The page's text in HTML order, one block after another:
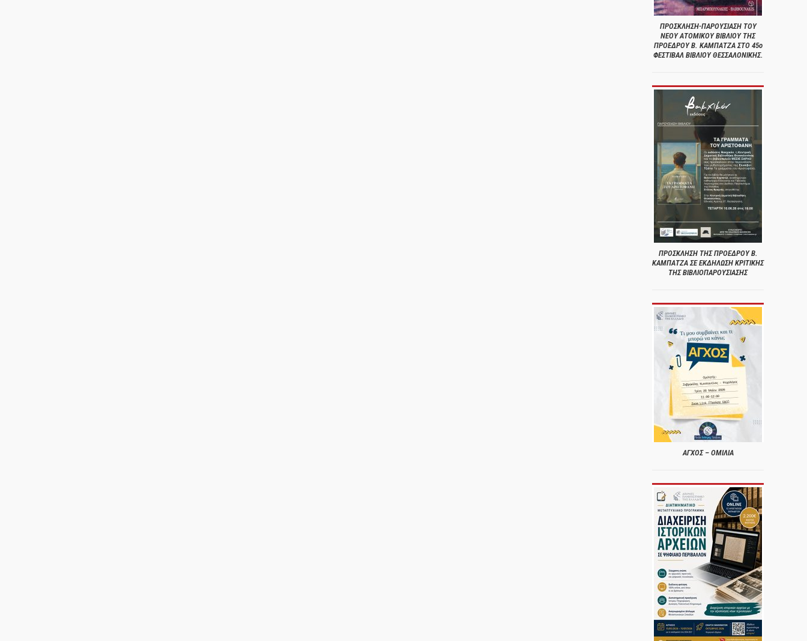
ΠΡΟΣΚΛΗΣΗ-ΠΑΡΟΥΣΙΑΣΗ ΤΟΥ
ΝΕΟΥ ΑΤΟΜΙΚΟΥ ΒΙΒΛΙΟΥ ΤΗΣ
ΠΡΟΕΔΡΟΥ Β. ΚΑΜΠΑΤΖΑ ΣΤΟ 45ο
ΦΕΣΤΙΒΑΛ ΒΙΒΛΙΟΥ ΘΕΣΣΑΛΟΝΙΚΗΣ.
ΠΡΟΣΚΛΗΣΗ ΤΗΣ ΠΡΟΕΔΡΟΥ Β.
ΚΑΜΠΑΤΖΑ ΣΕ ΕΚΔΗΛΩΣΗ ΚΡΙΤΙΚΗΣ
ΤΗΣ ΒΙΒΛΙΟΠΑΡΟΥΣΙΑΣΗΣ
ΑΓΧΟΣ – ΟΜΙΛΙΑ